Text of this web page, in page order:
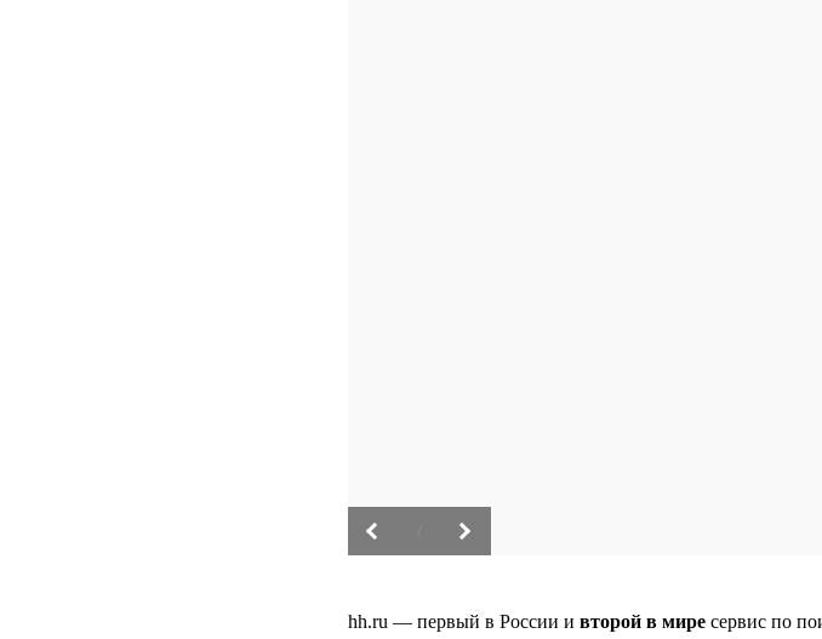
hh.ru — первый в России и второй в мире сервис по